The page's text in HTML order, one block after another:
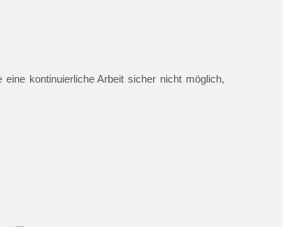
kontinuierliche Arbeit sicher nicht möglich,